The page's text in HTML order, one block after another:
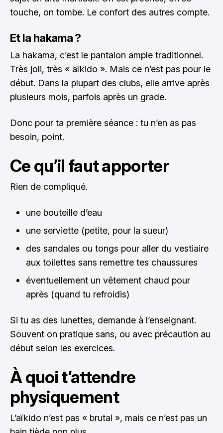
touche, on tombe. Le confort des autres compte.
Et la hakama ?
La hakama, c’est le pantalon ample traditionnel.
Très joli, très « aïkido ». Mais ce n’est pas pour le
début. Dans la plupart des clubs, elle arrive après
plusieurs mois, parfois après un grade.
Donc pour ta première séance : tu n’en as pas
besoin, point.
Ce qu’il faut apporter
Rien de compliqué.
une bouteille d’eau
une serviette (petite, pour la sueur)
des sandales ou tongs pour aller du vestiaire
aux toilettes sans remettre tes chaussures
éventuellement un vêtement chaud pour
après (quand tu refroidis)
Si tu as des lunettes, demande à l’enseignant.
Souvent on pratique sans, ou avec précaution au
début selon les exercices.
À quoi t’attendre
physiquement
L’aïkido n’est pas « brutal », mais ce n’est pas un